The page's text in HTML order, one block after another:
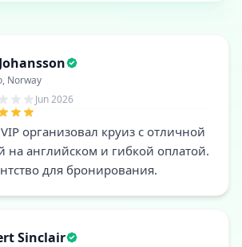
Norway
Jun 2026
организовал круиз с отличной
на английском и гибкой оплатой.
для бронирования.
Sinclair